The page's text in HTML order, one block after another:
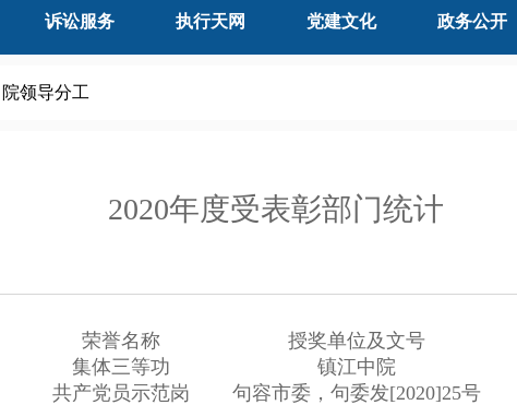
诉讼服务 执行天网 党建文化 政务公开
院领导分工
2020年度受表彰部门统计
荣誉名称 授奖单位及文号
集体三等功 镇江中院
共产党员示范岗 句容市委，句委发[2020]25号